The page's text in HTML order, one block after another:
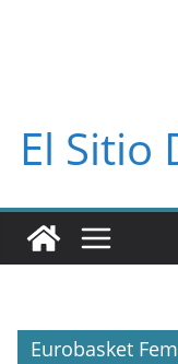
El Sitio
Eurobasket